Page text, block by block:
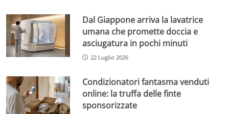
Dal Giappone arriva la lavatrice
umana che promette doccia e
asciugatura in pochi minuti
22 Luglio 2026
Condizionatori fantasma venduti
online: la truffa delle finte
sponsorizzate